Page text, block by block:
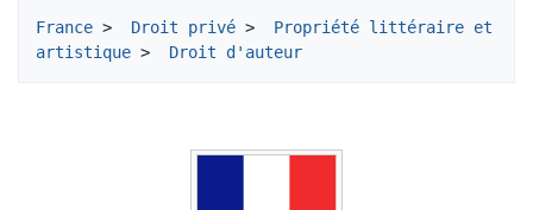
France > Droit privé >
Propriété littéraire et
artistique > Droit d'auteur